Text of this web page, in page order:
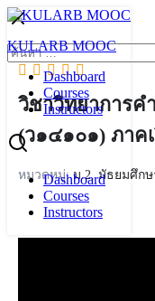
Skip
content
KULARB MOOC
Dashboard
Courses
Instructors
Dashboard
Courses
Instructors
Search
for:
วิชาวิทยาการ
(ว๑๔๑๐๑) ภาค
หมวดหมู่:ม.2,มัธยมศึกษ